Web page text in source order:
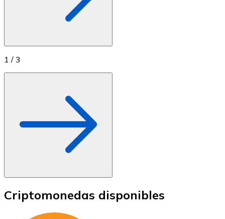
1 / 3
Criptomonedas disponibles